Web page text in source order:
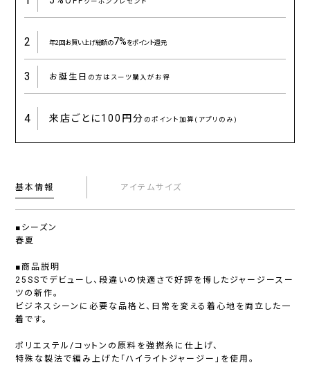
2 年2回お買い上げ総額の7%をポイント還元
3 お誕生日 の方はスーツ購入がお得
4 来店ごとに100円分 のポイント加算(アプリのみ)
基本情報 アイテムサイズ
■シーズン
春夏
■商品説明
25SSでデビューし、段違いの快適さで好評を博したジャージースー
ツの新作。
ビジネスシーンに必要な品格と、日常を変える着心地を両立した一
着です。
ポリエステル/コットンの原料を強撚糸に仕上げ、
特殊な製法で編み上げた「ハイライトジャージー」を使用。